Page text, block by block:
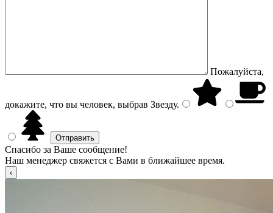
Пожалуйста,
докажите, что вы человек, выбрав Звезду.
Спасибо за Ваше сообщение!
Наш менеджер свяжется с Вами в ближайшее время.